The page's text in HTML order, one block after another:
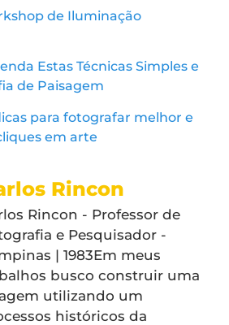
de Iluminação
Estas Técnicas Simples e
de Paisagem
para fotografar melhor e
em arte
Rincon
Rincon - Professor de
e Pesquisador -
| 1983Em meus
busco construir uma
utilizando um
históricos da